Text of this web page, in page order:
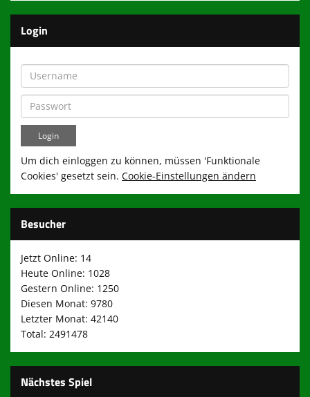
Login
Um dich einloggen zu können, müssen 'Funktionale
Cookies' gesetzt sein. Cookie-Einstellungen ändern
Besucher
Jetzt Online: 14
Heute Online: 1028
Gestern Online: 1250
Diesen Monat: 9780
Letzter Monat: 42140
Total: 2491478
Nächstes Spiel